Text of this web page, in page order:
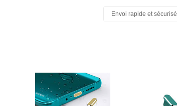
Envoi rapide et sécurisé